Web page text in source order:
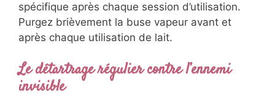
spécifique après chaque session d’utilisation.
Purgez brièvement la buse vapeur avant et
après chaque utilisation de lait.
Le détartrage régulier contre l’ennemi
invisible